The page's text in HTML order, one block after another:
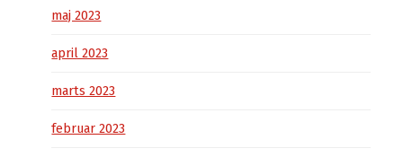
maj 2023
april 2023
marts 2023
februar 2023